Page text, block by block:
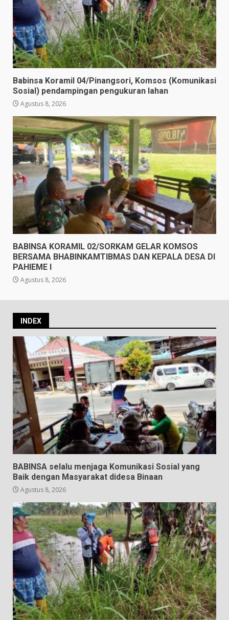
Babinsa Koramil 04/Pinangsori, Komsos (Komunikasi
Sosial) pendampingan pengukuran lahan
Agustus 8, 2026
BABINSA KORAMIL 02/SORKAM GELAR KOMSOS
BERSAMA BHABINKAMTIBMAS DAN KEPALA DESA DI
PAHIEME I
Agustus 8, 2026
INDEX
BABINSA selalu menjaga Komunikasi Sosial yang
Baik dengan Masyarakat didesa Binaan
Agustus 8, 2026